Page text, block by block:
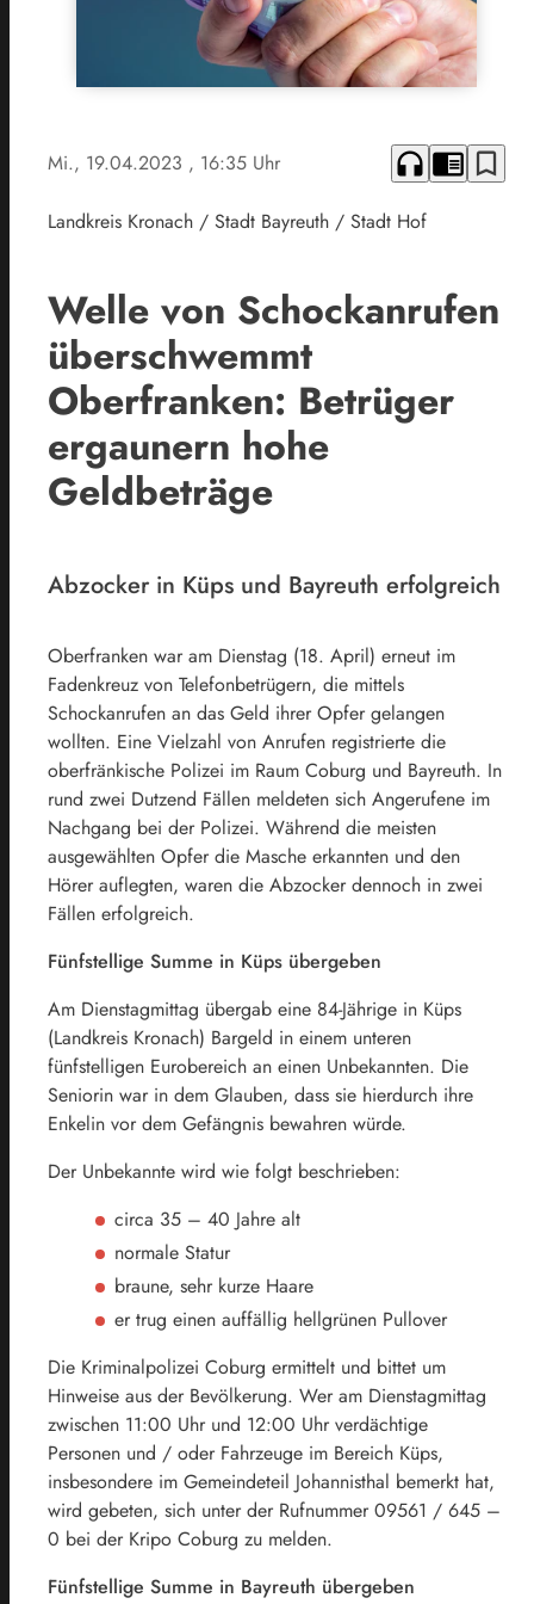
Mi., 19.04.2023 , 16:35 Uhr headphones chrome_reader_mode bookmark_border
Landkreis Kronach / Stadt Bayreuth / Stadt Hof
Welle von Schockanrufen
überschwemmt
Oberfranken: Betrüger
ergaunern hohe
Geldbeträge
Abzocker in Küps und Bayreuth erfolgreich
Oberfranken war am Dienstag (18. April) erneut im
Fadenkreuz von Telefonbetrügern, die mittels
Schockanrufen an das Geld ihrer Opfer gelangen
wollten. Eine Vielzahl von Anrufen registrierte die
oberfränkische Polizei im Raum Coburg und Bayreuth. In
rund zwei Dutzend Fällen meldeten sich Angerufene im
Nachgang bei der Polizei. Während die meisten
ausgewählten Opfer die Masche erkannten und den
Hörer auflegten, waren die Abzocker dennoch in zwei
Fällen erfolgreich.
Fünfstellige Summe in Küps übergeben
Am Dienstagmittag übergab eine 84-Jährige in Küps
(Landkreis Kronach) Bargeld in einem unteren
fünfstelligen Eurobereich an einen Unbekannten. Die
Seniorin war in dem Glauben, dass sie hierdurch ihre
Enkelin vor dem Gefängnis bewahren würde.
Der Unbekannte wird wie folgt beschrieben:
circa 35 – 40 Jahre alt
normale Statur
braune, sehr kurze Haare
er trug einen auffällig hellgrünen Pullover
Die Kriminalpolizei Coburg ermittelt und bittet um
Hinweise aus der Bevölkerung. Wer am Dienstagmittag
zwischen 11:00 Uhr und 12:00 Uhr verdächtige
Personen und / oder Fahrzeuge im Bereich Küps,
insbesondere im Gemeindeteil Johannisthal bemerkt hat,
wird gebeten, sich unter der Rufnummer 09561 / 645 –
0 bei der Kripo Coburg zu melden.
Fünfstellige Summe in Bayreuth übergeben